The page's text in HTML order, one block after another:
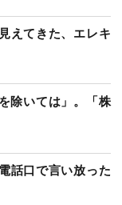
えてきた、エレキ
除いては」。「株
話口で言い放った